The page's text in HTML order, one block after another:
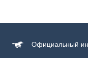
верх: 99% хлопок, 1%
Официальный